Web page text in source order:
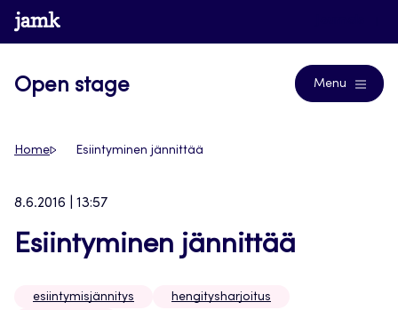
Siirry
suoraan
www.jamk.fi
Open stage Menu
Home Esiintyminen jännittää
8.6.2016 | 13:57
Esiintyminen jännittää
esiintymisjännitys
hengitysharjoitus